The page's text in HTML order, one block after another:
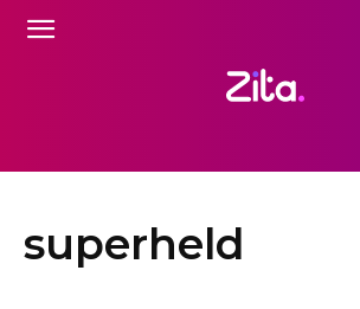
superheld